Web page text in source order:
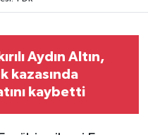
Aydın Altın,
kazasında
kaybetti